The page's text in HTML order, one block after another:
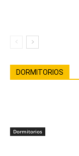
DORMITORIOS
Dormitorios